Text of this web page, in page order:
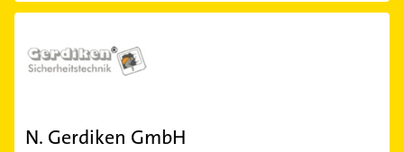
N. Gerdiken GmbH